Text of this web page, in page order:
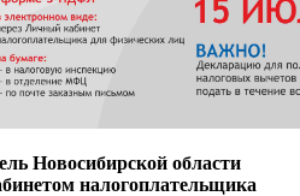
Новосибирской области
налогоплательщика